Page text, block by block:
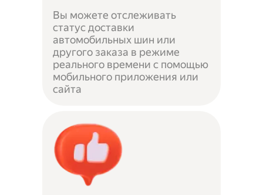
Вы можете отслеживать
статус доставки
автомобильных шин или
другого заказа в режиме
реального времени с помощью
мобильного приложения или
сайта